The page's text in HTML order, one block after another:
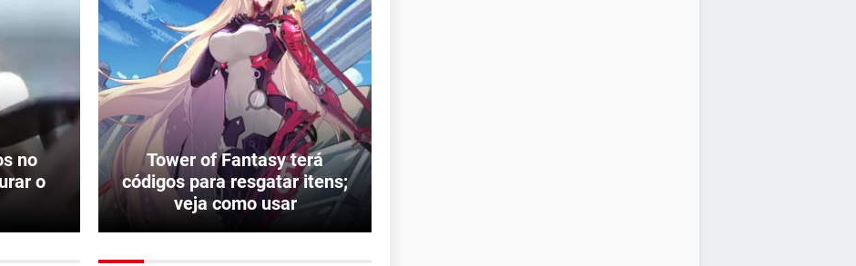
no
o
Tower of Fantasy terá
códigos para resgatar itens;
veja como usar